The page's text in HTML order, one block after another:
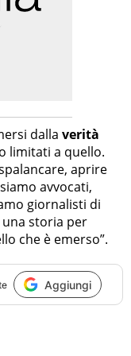
dalla verità
limitati a quello.
aprire
avvocati,
giornalisti di
storia per
che è emerso”.
Aggiungi